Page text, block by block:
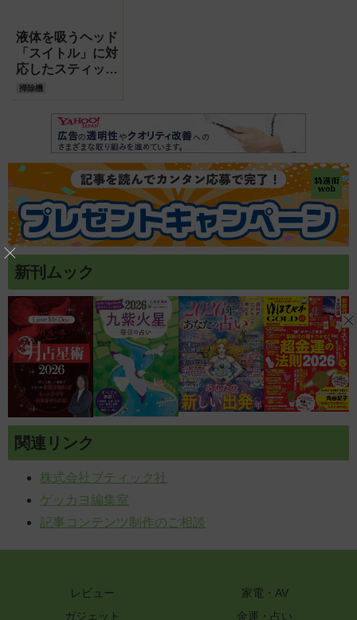
液体を吸うヘッド
「スイトル」に対
応したスティック
掃除機【シリウス
掃除機
新刊ムック
関連リンク
株式会社ブティック社
ゲッカヨ編集室
記事コンテンツ制作のご相談
レビュー
家電・AV
ガジェット
金運・占い